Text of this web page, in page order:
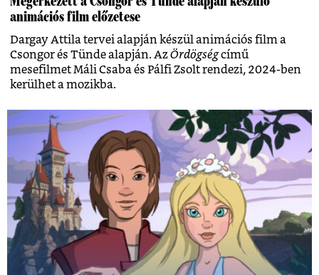
animációs film előzetese
Dargay Attila tervei alapján készül animációs film a
Csongor és Tünde alapján. AzÖrdögségcímű
mesefilmet Máli Csaba és Pálfi Zsolt rendezi, 2024-ben
kerülhet a mozikba.